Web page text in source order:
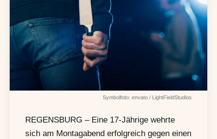
Symbolfoto: envato / LightFieldStudios
REGENSBURG – Eine 17-Jährige wehrte
sich am Montagabend erfolgreich gegen einen